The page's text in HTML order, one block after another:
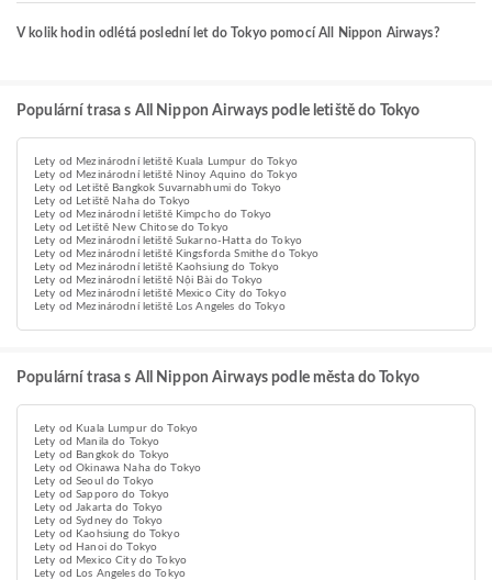
V kolik hodin odlétá poslední let do Tokyo pomocí All Nippon Airways?
Populární trasa s All Nippon Airways podle letiště do Tokyo
Lety od Mezinárodní letiště Kuala Lumpur do Tokyo
Lety od Mezinárodní letiště Ninoy Aquino do Tokyo
Lety od Letiště Bangkok Suvarnabhumi do Tokyo
Lety od Letiště Naha do Tokyo
Lety od Mezinárodní letiště Kimpcho do Tokyo
Lety od Letiště New Chitose do Tokyo
Lety od Mezinárodní letiště Sukarno-Hatta do Tokyo
Lety od Mezinárodní letiště Kingsforda Smithe do Tokyo
Lety od Mezinárodní letiště Kaohsiung do Tokyo
Lety od Mezinárodní letiště Nội Bài do Tokyo
Lety od Mezinárodní letiště Mexico City do Tokyo
Lety od Mezinárodní letiště Los Angeles do Tokyo
Populární trasa s All Nippon Airways podle města do Tokyo
Lety od Kuala Lumpur do Tokyo
Lety od Manila do Tokyo
Lety od Bangkok do Tokyo
Lety od Okinawa Naha do Tokyo
Lety od Seoul do Tokyo
Lety od Sapporo do Tokyo
Lety od Jakarta do Tokyo
Lety od Sydney do Tokyo
Lety od Kaohsiung do Tokyo
Lety od Hanoi do Tokyo
Lety od Mexico City do Tokyo
Lety od Los Angeles do Tokyo